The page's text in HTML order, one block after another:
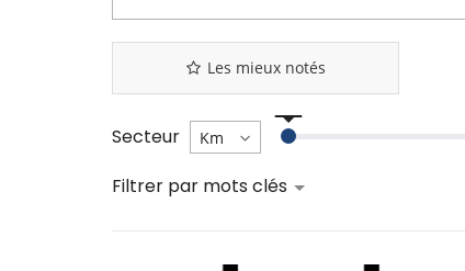
Les mieux notés
Secteur
Filtrer par mots clés